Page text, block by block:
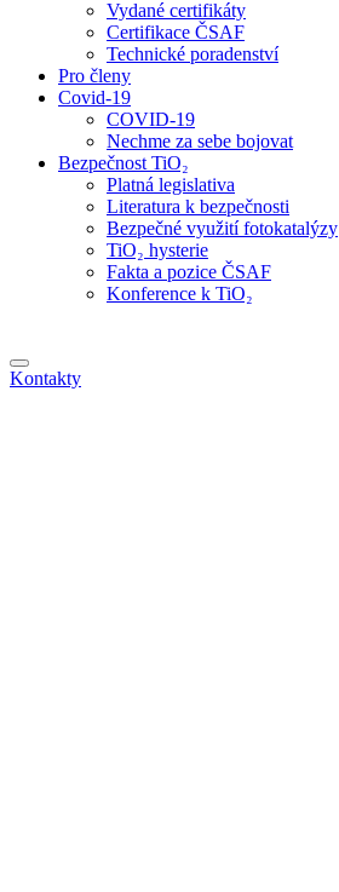
Vydané certifikáty
Certifikace ČSAF
Technické poradenství
Pro členy
Covid-19
COVID-19
Nechme za sebe bojovat
Bezpečnost TiO₂
Platná legislativa
Literatura k bezpečnosti
Bezpečné využití fotokatalýzy
TiO₂ hysterie
Fakta a pozice ČSAF
Konference k TiO₂
Kontakty